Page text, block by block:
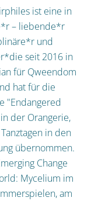
ist eine in
– liebende*r
und
seit 2016 in
für Qweendom
hat für die
"Endangered
der Orangerie,
in den
übernommen.
Change
Mycelium im
am